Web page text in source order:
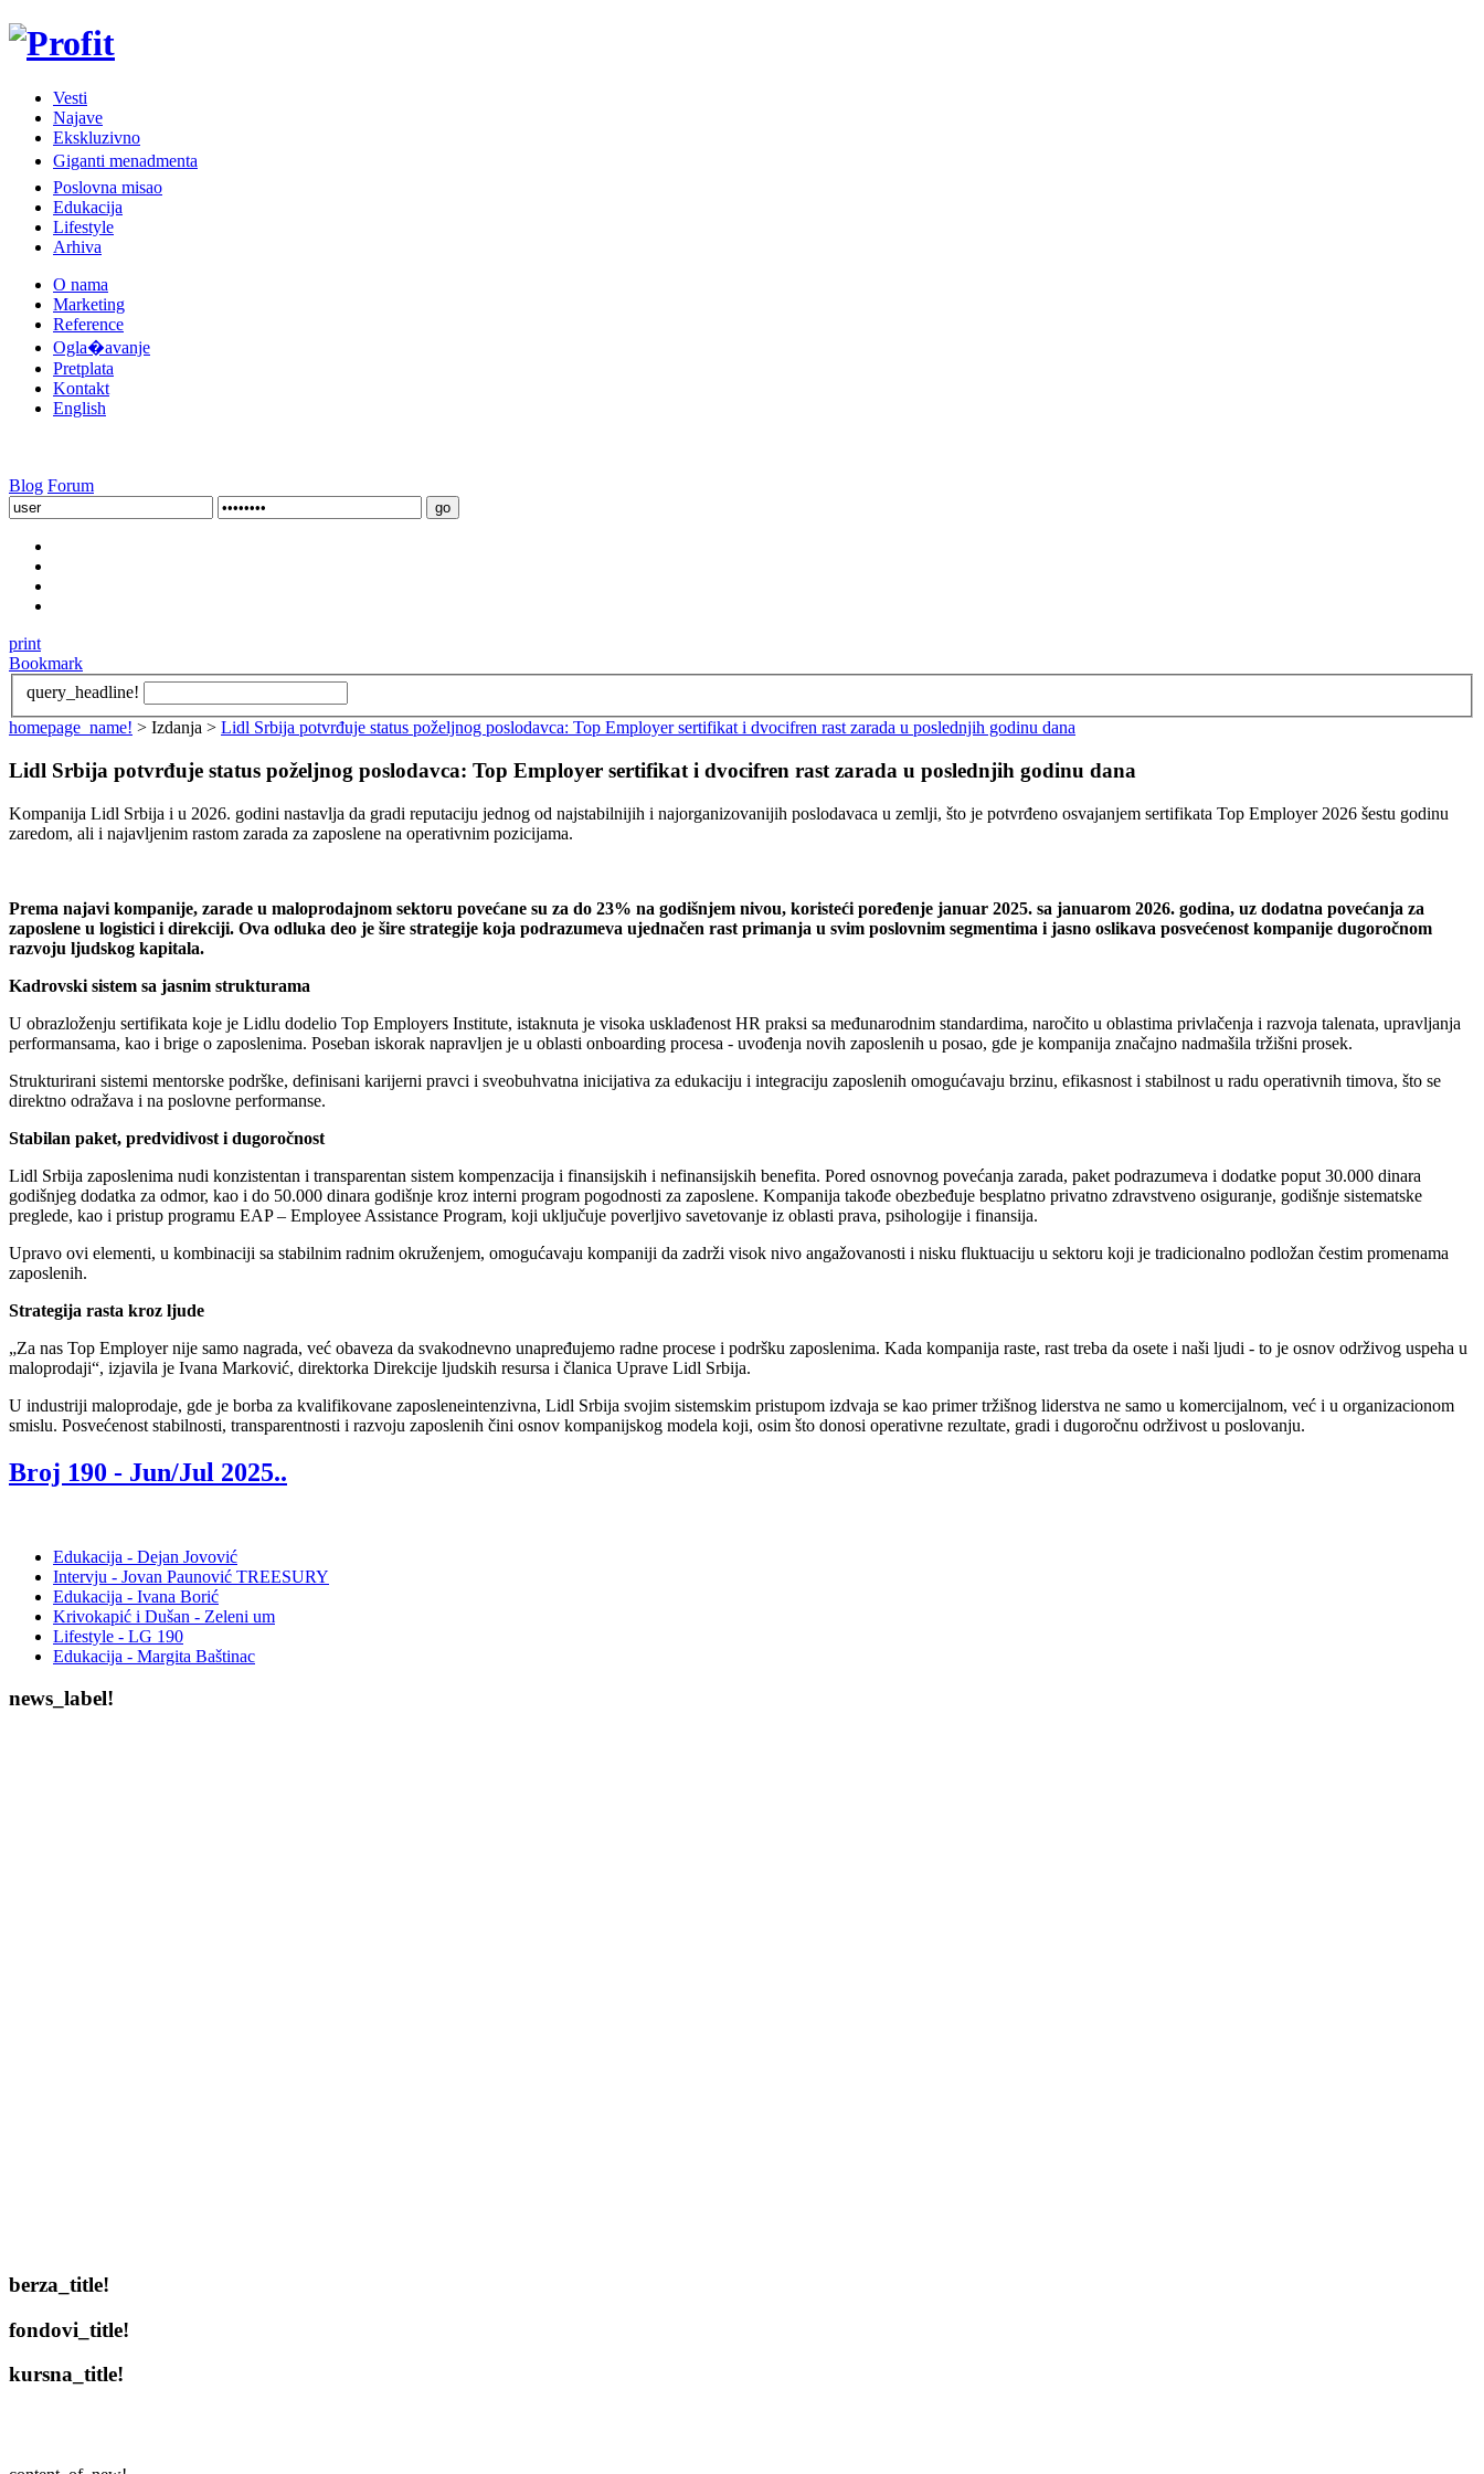
Vesti
Najave
Ekskluzivno
Giganti menadmenta
Poslovna misao
Edukacija
Lifestyle
Arhiva
O nama
Marketing
Reference
Ogla�avanje
Pretplata
Kontakt
English
Blog Forum
print
Bookmark
query_headline!
homepage_name! > Izdanja > Lidl Srbija potvrđuje status poželjnog poslodavca: Top Employer sertifikat i dvocifren rast zarada u poslednjih godinu dana
Lidl Srbija potvrđuje status poželjnog poslodavca: Top Employer sertifikat i dvocifren rast zarada u poslednjih godinu dana
Kompanija Lidl Srbija i u 2026. godini nastavlja da gradi reputaciju jednog od najstabilnijih i najorganizovanijih poslodavaca u zemlji, što je potvrđeno osvajanjem sertifikata Top Employer 2026 šestu godinu
zaredom, ali i najavljenim rastom zarada za zaposlene na operativnim pozicijama.
Prema najavi kompanije, zarade u maloprodajnom sektoru povećane su za do 23% na godišnjem nivou, koristeći poređenje januar 2025. sa januarom 2026. godina, uz dodatna povećanja za
zaposlene u logistici i direkciji. Ova odluka deo je šire strategije koja podrazumeva ujednačen rast primanja u svim poslovnim segmentima i jasno oslikava posvećenost kompanije dugoročnom
razvoju ljudskog kapitala.
Kadrovski sistem sa jasnim strukturama
U obrazloženju sertifikata koje je Lidlu dodelio Top Employers Institute, istaknuta je visoka usklađenost HR praksi sa međunarodnim standardima, naročito u oblastima privlačenja i razvoja talenata, upravljanja
performansama, kao i brige o zaposlenima. Poseban iskorak napravljen je u oblasti onboarding procesa - uvođenja novih zaposlenih u posao, gde je kompanija značajno nadmašila tržišni prosek.
Strukturirani sistemi mentorske podrške, definisani karijerni pravci i sveobuhvatna inicijativa za edukaciju i integraciju zaposlenih omogućavaju brzinu, efikasnost i stabilnost u radu operativnih timova, što se
direktno odražava i na poslovne performanse.
Stabilan paket, predvidivost i dugoročnost
Lidl Srbija zaposlenima nudi konzistentan i transparentan sistem kompenzacija i finansijskih i nefinansijskih benefita. Pored osnovnog povećanja zarada, paket podrazumeva i dodatke poput 30.000 dinara
godišnjeg dodatka za odmor, kao i do 50.000 dinara godišnje kroz interni program pogodnosti za zaposlene. Kompanija takođe obezbeđuje besplatno privatno zdravstveno osiguranje, godišnje sistematske
preglede, kao i pristup programu EAP – Employee Assistance Program, koji uključuje poverljivo savetovanje iz oblasti prava, psihologije i finansija.
Upravo ovi elementi, u kombinaciji sa stabilnim radnim okruženjem, omogućavaju kompaniji da zadrži visok nivo angažovanosti i nisku fluktuaciju u sektoru koji je tradicionalno podložan čestim promenama
zaposlenih.
Strategija rasta kroz ljude
„Za nas Top Employer nije samo nagrada, već obaveza da svakodnevno unapređujemo radne procese i podršku zaposlenima. Kada kompanija raste, rast treba da osete i naši ljudi - to je osnov održivog uspeha u
maloprodaji“, izjavila je Ivana Marković, direktorka Direkcije ljudskih resursa i članica Uprave Lidl Srbija.
U industriji maloprodaje, gde je borba za kvalifikovane zaposleneintenzivna, Lidl Srbija svojim sistemskim pristupom izdvaja se kao primer tržišnog liderstva ne samo u komercijalnom, već i u organizacionom
smislu. Posvećenost stabilnosti, transparentnosti i razvoju zaposlenih čini osnov kompanijskog modela koji, osim što donosi operativne rezultate, gradi i dugoročnu održivost u poslovanju.
Broj 190 - Jun/Jul 2025..
Edukacija - Dejan Jovović
Intervju - Jovan Paunović TREESURY
Edukacija - Ivana Borić
Krivokapić i Dušan - Zeleni um
Lifestyle - LG 190
Edukacija - Margita Baštinac
news_label!
berza_title!
fondovi_title!
kursna_title!